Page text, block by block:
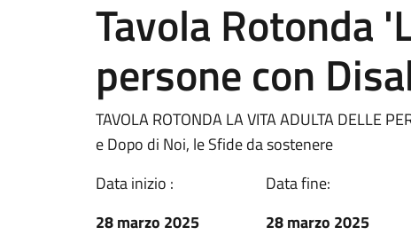
Tavola Rotonda
persone con
TAVOLA ROTONDA LA VITA ADULTA DELLE
e Dopo di Noi, le Sfide da sostenere
Data inizio :
28 marzo 2025
Data fine:
28 marzo 2025